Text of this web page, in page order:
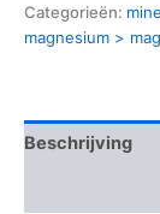
Categorieën:
magnesium >
Beschrijving